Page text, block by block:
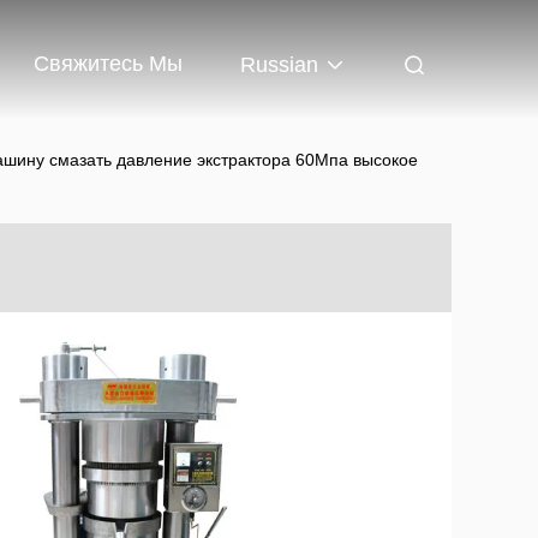
Свяжитесь Мы Russian
смазать давление экстрактора 60Мпа высокое